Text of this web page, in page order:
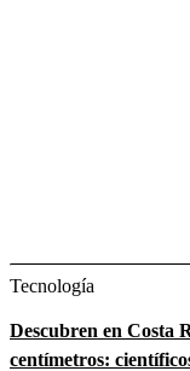
Tecnología
Descubren en Costa
centímetros: